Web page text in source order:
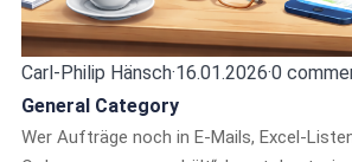
Carl-Philip Hänsch·16.01.2026·0
General Category
Wer Aufträge noch in E-Mails, Excel-